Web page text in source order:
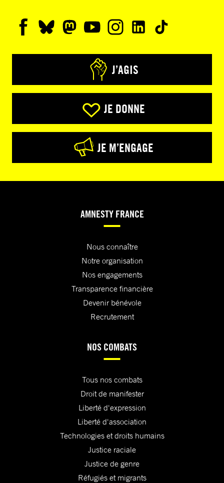
J’AGIS
JE DONNE
JE M’ENGAGE
AMNESTY FRANCE
Nous connaître
Notre organisation
Nos engagements
Transparence financière
Devenir bénévole
Recrutement
NOS COMBATS
Tous nos combats
Droit de manifester
Liberté d'expression
Liberté d'association
Technologies et droits humains
Justice raciale
Justice de genre
Réfugiés et migrants